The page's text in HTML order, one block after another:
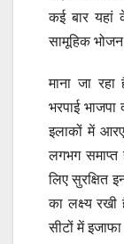
कई बार यहां
सामूहिक भोजन
माना जा
भरपाई
इलाकों में
लगभग समाप्त
लिए सुरक्षित
का लक्ष्य
सीटों में इजाफा